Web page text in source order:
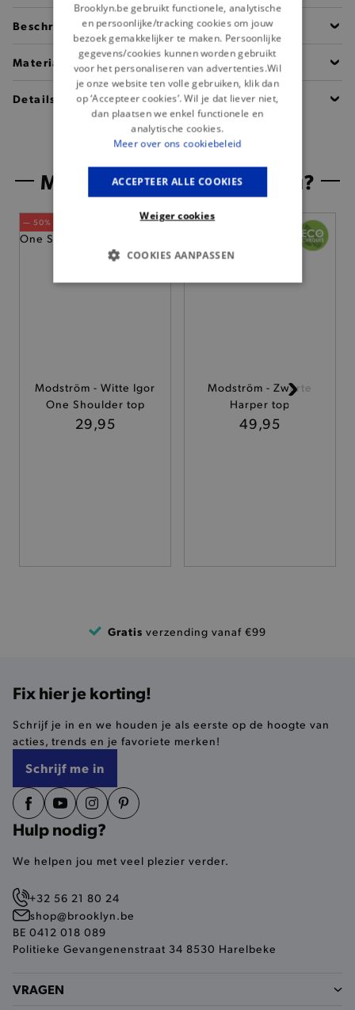
Beschrijving
Materiaal
Details
Misschien is dit iets voor jou?
— 50% *
Modström - Witte Igor
One Shoulder top
29,95
Modström - Zwarte
Harper top
49,95
Gratis verzending vanaf €99
Fix hier je korting!
Schrijf je in en we houden je als eerste op de hoogte van
acties, trends en je favoriete merken!
Schrijf me in
Hulp nodig?
We helpen jou met veel plezier verder.
+32 56 21 80 24
shop@brooklyn.be
BE 0412 018 089
Politieke Gevangenenstraat 34 8530 Harelbeke
VRAGEN
Brooklyn.be gebruikt functionele, analytische
en persoonlijke/tracking cookies om jouw
bezoek gemakkelijker te maken. Persoonlijke
gegevens/cookies kunnen worden gebruikt
voor het personaliseren van advertenties.Wil
je onze website ten volle gebruiken, klik dan
op ‘Accepteer cookies’. Wil je dat liever niet,
dan plaatsen we enkel functionele en
analytische cookies.
Meer over ons cookiebeleid
ACCEPTEER ALLE COOKIES
Weiger cookies
COOKIES AANPASSEN
BASIS COOKIES
FUNCTIONALITEIT
analytische en functionele cookies vullen hun
product-added-modal
.brooklyn.be
pickupStoreVal
pickupAddress
product-out-of-stock-modal